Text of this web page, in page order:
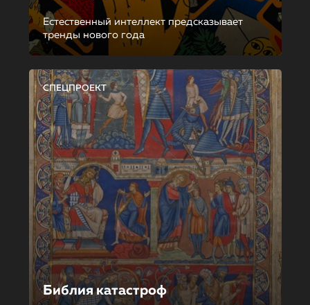
Естественный интеллект предсказывает
тренды нового года
СПЕЦПРОЕКТ
Библия катастроф